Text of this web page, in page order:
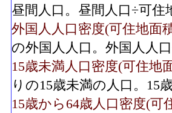
昼間人口。昼間人口÷可
外国人人口密度(可住地面
の外国人人口。外国人人
15歳未満人口密度(可住地
りの15歳未満の人口。15
15歳から64歳人口密度(可